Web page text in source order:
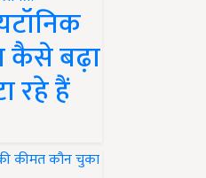
कैसे बढ़ा
रहे हैं